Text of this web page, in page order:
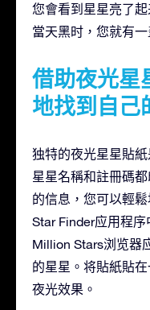
您會看到星星亮了
當天黑时，您就有一
借助夜光星
地找到自己
独特的夜光星星貼
星星名稱和註冊碼
的信息，您可以輕
Star Finder应用程
Million Stars浏览器
的星星。将貼紙貼
夜光效果。